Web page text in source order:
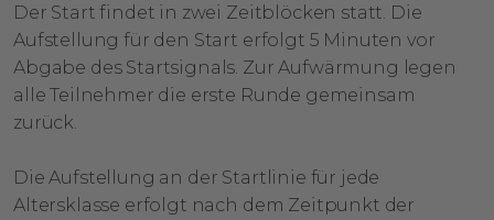
Der Start findet in zwei Zeitblöcken statt. Die
Aufstellung für den Start erfolgt 5 Minuten vor
Abgabe des Startsignals. Zur Aufwärmung legen
alle Teilnehmer die erste Runde gemeinsam
zurück.
Die Aufstellung an der Startlinie für jede
Altersklasse erfolgt nach dem Zeitpunkt der